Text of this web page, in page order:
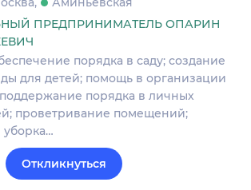
ПРЕДПРИНИМАТЕЛЬ ОПАРИН
порядка в саду; создание
для детей; помощь в организации
порядка в личных
проветривание помещений;
Откликнуться